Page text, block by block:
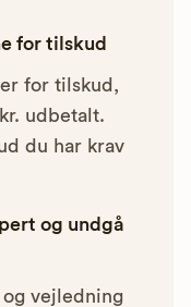
for tilskud
for tilskud,
udbetalt.
du har krav
og undgå
og vejledning